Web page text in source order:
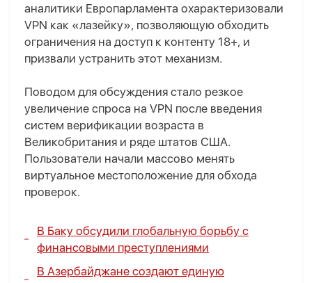
аналитики Европарламента охарактеризовали
VPN как «лазейку», позволяющую обходить
ограничения на доступ к контенту 18+, и
призвали устранить этот механизм.
Поводом для обсуждения стало резкое
увеличение спроса на VPN после введения
систем верификации возраста в
Великобритания и ряде штатов США.
Пользователи начали массово менять
виртуальное местоположение для обхода
проверок.
В Баку обсудили глобальную борьбу с
финансовыми преступлениями
В Азербайджане создают единую